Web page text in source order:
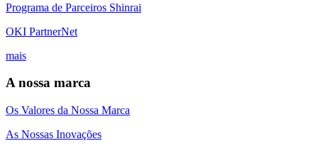
Programa de Parceiros Shinrai
OKI PartnerNet
mais
A nossa marca
Os Valores da Nossa Marca
As Nossas Inovações